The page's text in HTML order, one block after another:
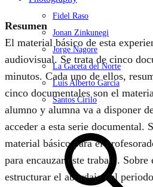
Fidel Raso
Jonan Zinkunegi
Jorge Nagore
La Gaceta del Norte
Luis Alberto García
Santos Cirilo
Search
Resumen
El material básico de esta
audiovisual. Se trata de cinco
minutos. Cada uno de ellos,
cinco documentales son el
alumno y alumna va a disponer
acceder a esta serie documental.
material básico para el
para encauzar este trabajo. Sobre
estructurar el abordaje del